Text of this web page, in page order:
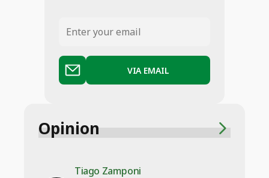
VIA EMAIL
Opinion
Tiago Zamponi